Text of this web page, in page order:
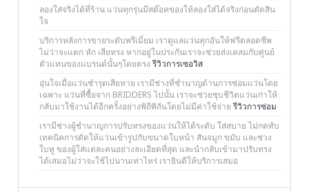
ลองใส่จริงได้ที่ร้าน แว่นทุกรุ่นมีสต๊อคของให้ลองใส่ได้จริงก่อนตัดสิน
ใจ
บริการหลังการขายระดับพรีเมี่ยม เราดูแลแว่นทุกอันให้ฟรีตลอดชีพ
ไม่ว่าจะแตก หัก เสียทรง หากอยู่ในประกันเราจะช่วยส่งเคลมกับศูนย์
ตัวแทนของแบรนด์นั้นๆโดยตรงรีวิวการเซอวิส
อุ่นใจเมื่อแว่นชำรุดเสียหาย เรามีช่างที่ชำนาญด้านการซ่อมแว่นโดย
เฉพาะ แว่นที่ซื้อจาก BRIDDERS ไปนั้น เราจะช่วยชุบชีวิตแว่นเก่าให้
กลับมาใช้งานได้อีกครั้งอย่างพิถีพิถันโดยไม่มีค่าใช้จ่ายรีวิวการซ่อม
เรามีช่างผู้ชำนาญการปรับทรงของแว่นให้ได้ระดับ ใส่สบาย ไม่กดทับ
เทคนิคการดัดให้แว่นเข้ารูปกับขนาดใบหน้า สันจมูก ขมับ และช่วง
ใบหู ของผู้ใส่แต่ละคนอย่างละเอียดที่สุด และนำกลับเข้ามาปรับทรง
ได้เสมอไม่ว่าจะใช้ไปนานเท่าไหร่ เรายินดีให้บริการเสมอ